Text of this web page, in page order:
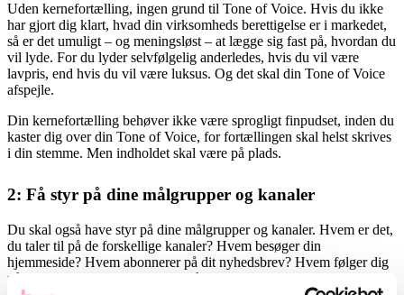
Uden kernefortælling, ingen grund til Tone of Voice. Hvis du ikke
har gjort dig klart, hvad din virksomheds berettigelse er i markedet,
så er det umuligt – og meningsløst – at lægge sig fast på, hvordan du
vil lyde. For du lyder selvfølgelig anderledes, hvis du vil være
lavpris, end hvis du vil være luksus. Og det skal din Tone of Voice
afspejle.
Din kernefortælling behøver ikke være sprogligt finpudset, inden du
kaster dig over din Tone of Voice, for fortællingen skal helst skrives
i din stemme. Men indholdet skal være på plads.
2: Få styr på dine målgrupper og kanaler
Du skal også have styr på dine målgrupper og kanaler. Hvem er det,
du taler til på de forskellige kanaler? Hvem besøger din
hjemmeside? Hvem abonnerer på dit nyhedsbrev? Hvem følger dig
på sociale medier? Og hvad er målgruppernes motivation for at læse